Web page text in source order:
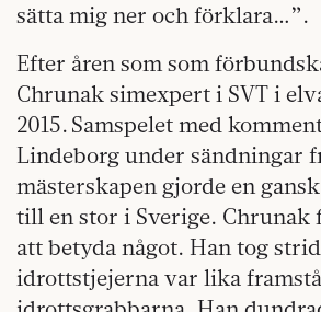
sätta mig ner och förklara…”.
Efter åren som som
Chrunak simexpert i SVT i
2015. Samspelet med
Lindeborg under sändningar
mästerskapen gjorde en
till en stor i Sverige. Chrunak
att betyda något. Han tog
idrottstjejerna var lika